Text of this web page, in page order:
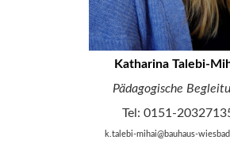
Katharina Talebi-
Pädagogische
Tel: 0151-
k.talebi-mihai@bauhaus-